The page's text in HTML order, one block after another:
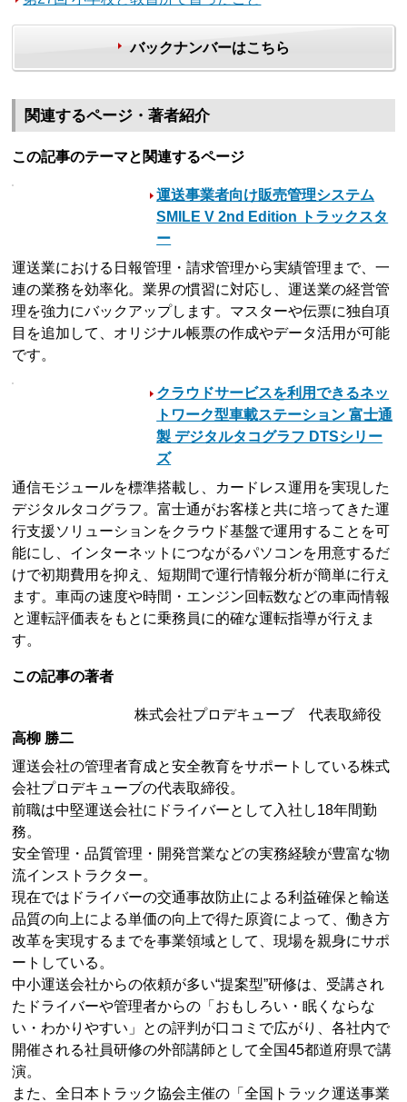
バックナンバーはこちら
関連するページ・著者紹介
この記事のテーマと関連するページ
運送事業者向け販売管理システム
SMILE V 2nd Edition トラックスタ
ー
運送業における日報管理・請求管理から実績管理まで、一
連の業務を効率化。業界の慣習に対応し、運送業の経営管
理を強力にバックアップします。マスターや伝票に独自項
目を追加して、オリジナル帳票の作成やデータ活用が可能
です。
クラウドサービスを利用できるネッ
トワーク型車載ステーション 富士通
製 デジタルタコグラフ DTSシリー
ズ
通信モジュールを標準搭載し、カードレス運用を実現した
デジタルタコグラフ。富士通がお客様と共に培ってきた運
行支援ソリューションをクラウド基盤で運用することを可
能にし、インターネットにつながるパソコンを用意するだ
けで初期費用を抑え、短期間で運行情報分析が簡単に行え
ます。車両の速度や時間・エンジン回転数などの車両情報
と運転評価表をもとに乗務員に的確な運転指導が行えま
す。
この記事の著者
株式会社プロデキューブ 代表取締役
高柳 勝二
運送会社の管理者育成と安全教育をサポートしている株式
会社プロデキューブの代表取締役。
前職は中堅運送会社にドライバーとして入社し18年間勤
務。
安全管理・品質管理・開発営業などの実務経験が豊富な物
流インストラクター。
現在ではドライバーの交通事故防止による利益確保と輸送
品質の向上による単価の向上で得た原資によって、働き方
改革を実現するまでを事業領域として、現場を親身にサポ
ートしている。
中小運送会社からの依頼が多い“提案型”研修は、受講され
たドライバーや管理者からの「おもしろい・眠くならな
い・わかりやすい」との評判が口コミで広がり、各社内で
開催される社員研修の外部講師として全国45都道府県で講
演。
また、全日本トラック協会主催の「全国トラック運送事業